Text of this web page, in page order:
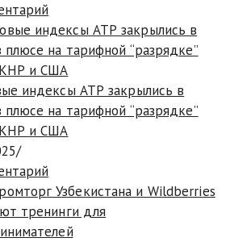
индексы АТР закрылись в
на тарифной “разрядке”
и США
/